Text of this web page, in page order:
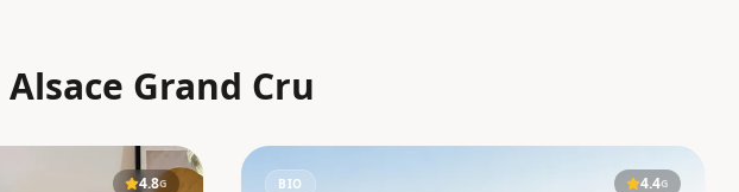
Grand Cru
4.8G BIO 4.4G